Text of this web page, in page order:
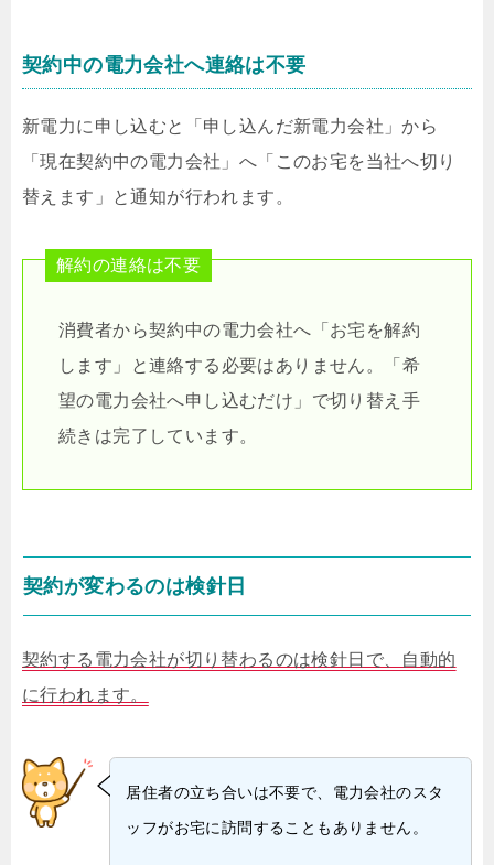
契約中の電力会社へ連絡は不要
新電力に申し込むと「申し込んだ新電力会社」から
「現在契約中の電力会社」へ「このお宅を当社へ切り
替えます」と通知が行われます。
解約の連絡は不要
消費者から契約中の電力会社へ「お宅を解約
します」と連絡する必要はありません。「希
望の電力会社へ申し込むだけ」で切り替え手
続きは完了しています。
契約が変わるのは検針日
契約する電力会社が切り替わるのは検針日で、自動的
に行われます。
居住者の立ち合いは不要で、電力会社のスタ
ッフがお宅に訪問することもありません。